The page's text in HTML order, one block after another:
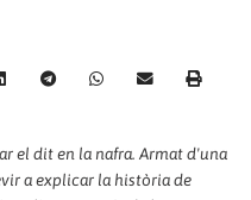
el dit en la nafra. Armat d'una
a explicar la història de